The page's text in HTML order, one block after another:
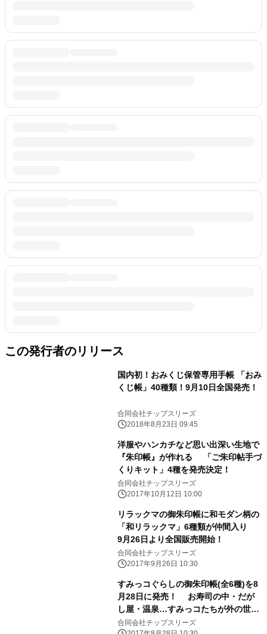
この発行者のリリース
国内初！おみくじ保管専用手帳 「おみ
くじ帳」40種類！9月10日全国発売！
合同会社チップスリーズ
2018年8月23日 09:45
洋服やハンカチなど思い出深い生地で
『朱印帳』が作れる 「ご朱印帖手づ
くりキット」4種を発売決定！
合同会社チップスリーズ
2017年10月12日 10:00
リラックマの御朱印帳に和モダン柄の
「和リラックマ」6種類が仲間入り
9月26日より全国販売開始！
合同会社チップスリーズ
2017年9月26日 10:30
すみっコぐらしの御朱印帳(全6種)を8
月28日に発売！ お寿司の中・だが
し屋・温泉…すみっコたちが外の世界
で旅気分
合同会社チップスリーズ